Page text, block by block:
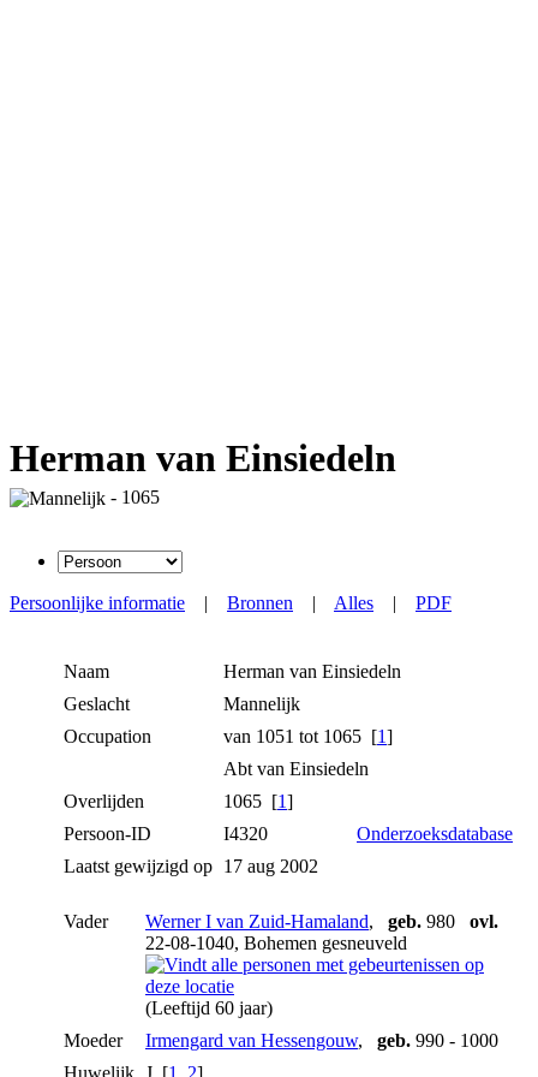
Herman van Einsiedeln
- 1065
Persoonlijke informatie | Bronnen | Alles | PDF
Naam Herman van Einsiedeln
Geslacht
Mannelijk
Occupation
van 1051 tot 1065 [1]
Abt van Einsiedeln
Overlijden
1065 [1]
Persoon-ID
I4320
Onderzoeksdatabase
Laatst gewijzigd op 17 aug 2002
Vader Werner I van Zuid-Hamaland, geb. 980 ovl.
22-08-1040, Bohemen gesneuveld
(Leeftijd 60 jaar)
Moeder
Irmengard van Hessengouw, geb. 990 - 1000